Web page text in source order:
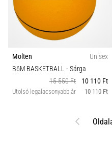
Molten
Unisex
B6M BASKETBALL - Sárga
15 550 Ft
10 110 Ft
Utolsó legalacsonyabb ár 10 110 Ft
Előző